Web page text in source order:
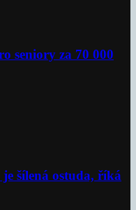
seniory za 70 000
je šílená ostuda, říká